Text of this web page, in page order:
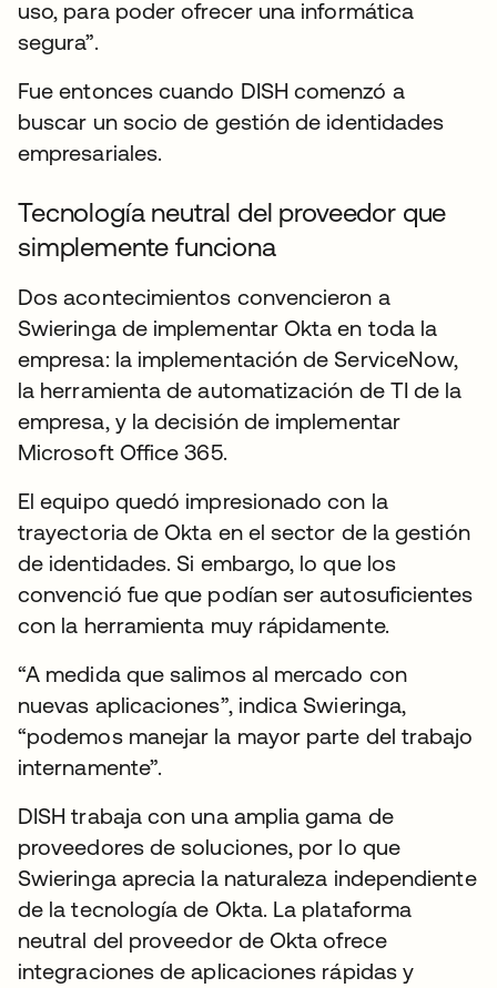
uso, para poder ofrecer una informática
segura”.
Fue entonces cuando DISH comenzó a
buscar un socio de gestión de identidades
empresariales.
Tecnología neutral del proveedor que
simplemente funciona
Dos acontecimientos convencieron a
Swieringa de implementar Okta en toda la
empresa: la implementación de ServiceNow,
la herramienta de automatización de TI de la
empresa, y la decisión de implementar
Microsoft Office 365.
El equipo quedó impresionado con la
trayectoria de Okta en el sector de la gestión
de identidades. Si embargo, lo que los
convenció fue que podían ser autosuficientes
con la herramienta muy rápidamente.
“A medida que salimos al mercado con
nuevas aplicaciones”, indica Swieringa,
“podemos manejar la mayor parte del trabajo
internamente”.
DISH trabaja con una amplia gama de
proveedores de soluciones, por lo que
Swieringa aprecia la naturaleza independiente
de la tecnología de Okta. La plataforma
neutral del proveedor de Okta ofrece
integraciones de aplicaciones rápidas y